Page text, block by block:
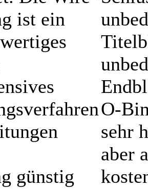
ist ein
günstig
O-
sehr
aber